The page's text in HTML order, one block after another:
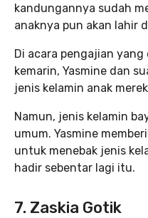
kandungannya sudah
anaknya pun akan lahir
Di acara pengajian
kemarin, Yasmine dan
jenis kelamin anak
Namun, jenis kelamin
umum. Yasmine
untuk menebak jenis
hadir sebentar lagi itu.
7. Zaskia Gotik